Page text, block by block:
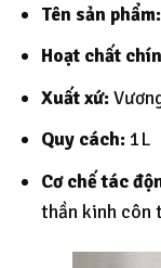
Tên sản phẩm:
Hoạt chất
Xuất xứ:
Quy cách:1L
Cơ chế tác
thần kinh côn